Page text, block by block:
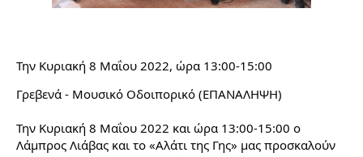
Την Κυριακή 8 Μαΐου 2022, ώρα 13:00-15:00
Γρεβενά - Μουσικό Οδοιπορικό (ΕΠΑΝΑΛΗΨΗ)
Την Κυριακή 8 Μαΐου 2022 και ώρα 13:00-15:00 ο
Λάμπρος Λιάβας και το «Αλάτι της Γης» μας προσκαλούν